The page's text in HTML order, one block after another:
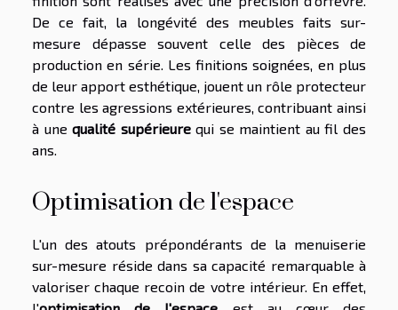
De ce fait, la longévité des meubles faits sur-
mesure dépasse souvent celle des pièces de
production en série. Les finitions soignées, en plus
de leur apport esthétique, jouent un rôle protecteur
contre les agressions extérieures, contribuant ainsi
à unequalité supérieurequi se maintient au fil des
ans.
Optimisation de l'espace
L'un des atouts prépondérants de la menuiserie
sur-mesure réside dans sa capacité remarquable à
valoriser chaque recoin de votre intérieur. En effet,